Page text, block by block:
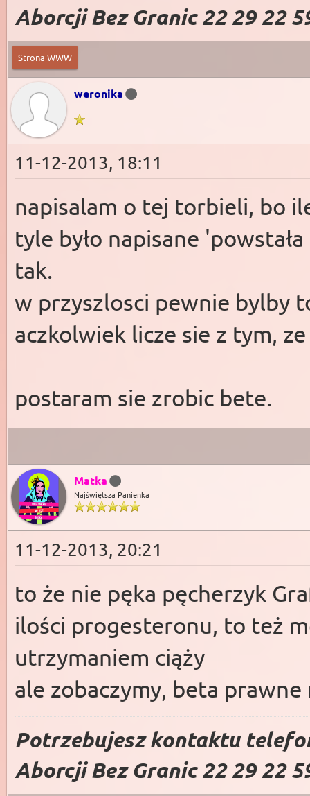
Aborcji Bez Granic 22 29 22
Strona WWW
weronika
11-12-2013, 18:11
napisalam o tej torbieli, bo
tyle było napisane
tak.
w przyszlosci pewnie bylby
aczkolwiek licze sie z tym,
postaram sie zrobic bete.
Matka
Najświętsza Panienka
11-12-2013, 20:21
to że nie pęka pęcherzyk
ilości progesteronu, to też
utrzymaniem ciąży
ale zobaczymy, beta
Potrzebujesz kontaktu
Aborcji Bez Granic 22 29 22